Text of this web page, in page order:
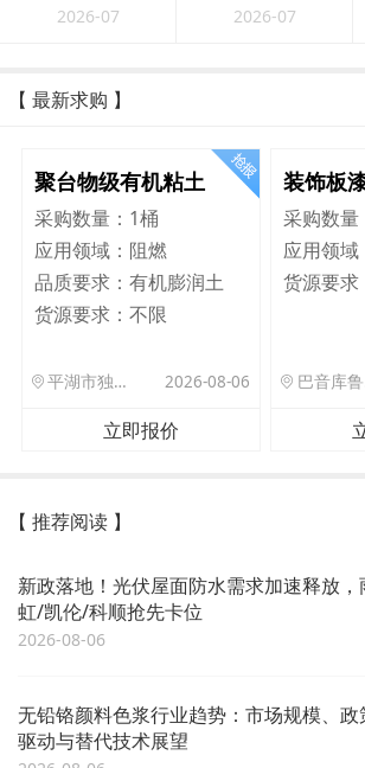
2026-07 2026-07
【 最新求购 】
聚台物级有机粘土
采购数量： 1桶
应用领域： 阻燃
品质要求： 有机膨润土
货源要求： 不限
平湖市独山港镇集港路 589 号 2026-08-06
立即报价
装饰板
采购数量
应用领域
货源要求
【 推荐阅读 】
新政落地！光伏屋面防水需求加速释放，
虹/凯伦/科顺抢先卡位
2026-08-06
无铅铬颜料色浆行业趋势：市场规模、政
驱动与替代技术展望